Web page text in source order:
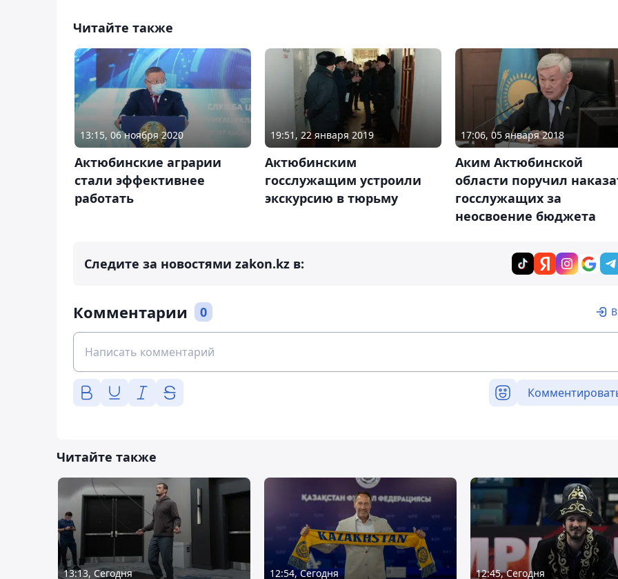
Читайте также
13:15, 06 ноября 2020
Актюбинские аграрии
стали эффективнее
работать
19:51, 22 января 2019
Актюбинским
госслужащим устроили
экскурсию в тюрьму
17:06, 05 января 2018
Аким Актюбинской
области поручил
госслужащих за
неосвоение бюджета
Следите за новостями zakon.kz в:
Комментарии 0
Читайте также
13:13, Сегодня 12:54, Сегодня 12:45, Сегодня